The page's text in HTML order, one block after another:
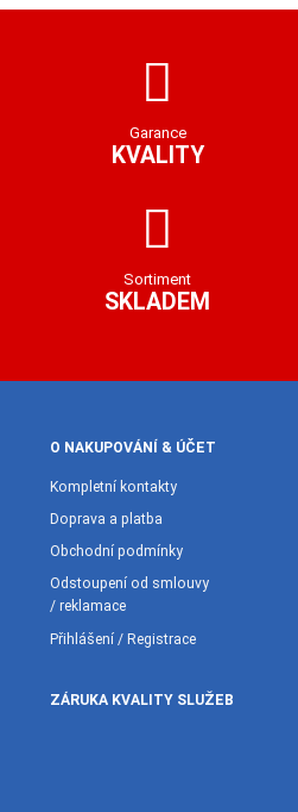
Garance
KVALITY
Sortiment
SKLADEM
O NAKUPOVÁNÍ & ÚČET
Kompletní kontakty
Doprava a platba
Obchodní podmínky
Odstoupení od smlouvy
/ reklamace
Přihlášení / Registrace
ZÁRUKA KVALITY SLUŽEB